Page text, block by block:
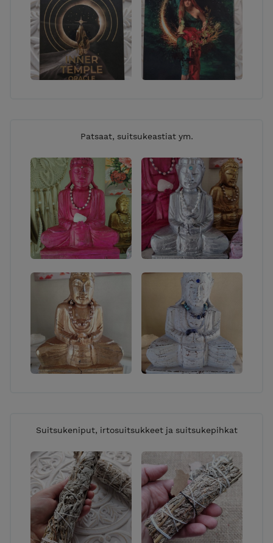
Patsaat, suitsukeastiat ym.
Suitsukeniput, irtosuitsukkeet ja suitsukepihkat